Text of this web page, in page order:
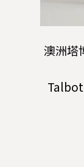
澳洲塔